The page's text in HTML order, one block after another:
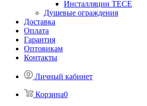
Инсталляции TECE
Душевые ограждения
Доставка
Оплата
Гарантия
Оптовикам
Контакты
Личный кабинет
Корзина0